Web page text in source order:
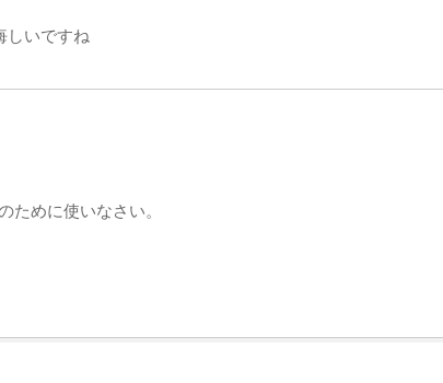
しいですね
ために使いなさい。